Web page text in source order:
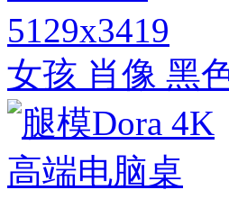
5129x3419
女孩 肖像 黑